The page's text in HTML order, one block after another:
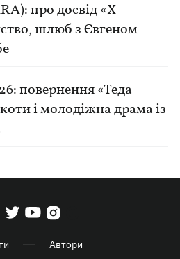
про досвід «Х-
шлюб з Євгеном
повернення «Теда
і молодіжна драма із
Автори